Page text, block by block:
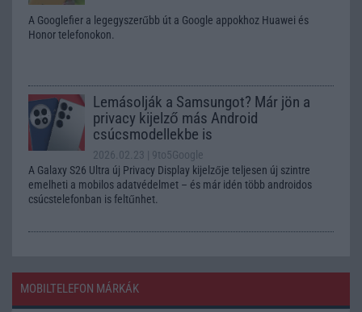
A Googlefier a legegyszerűbb út a Google appokhoz Huawei és
Honor telefonokon.
Lemásolják a Samsungot? Már jön a
privacy kijelző más Android
csúcsmodellekbe is
2026.02.23
| 9to5Google
A Galaxy S26 Ultra új Privacy Display kijelzője teljesen új szintre
emelheti a mobilos adatvédelmet – és már idén több androidos
csúcstelefonban is feltűnhet.
MOBILTELEFON MÁRKÁK